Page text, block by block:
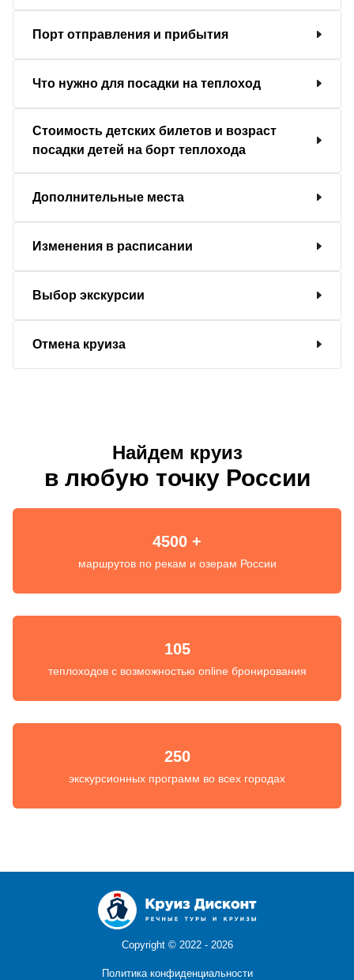
Порт отправления и прибытия
Что нужно для посадки на теплоход
Стоимость детских билетов и возраст
посадки детей на борт теплохода
Дополнительные места
Изменения в расписании
Выбор экскурсии
Отмена круиза
Найдем круиз
в любую точку России
4500 +
маршрутов по рекам и озерам России
105
теплоходов с возможностью online бронирования
250
экскурсионных программ во всех городах
Copyright © 2022 - 2026
Политика конфиденциальности